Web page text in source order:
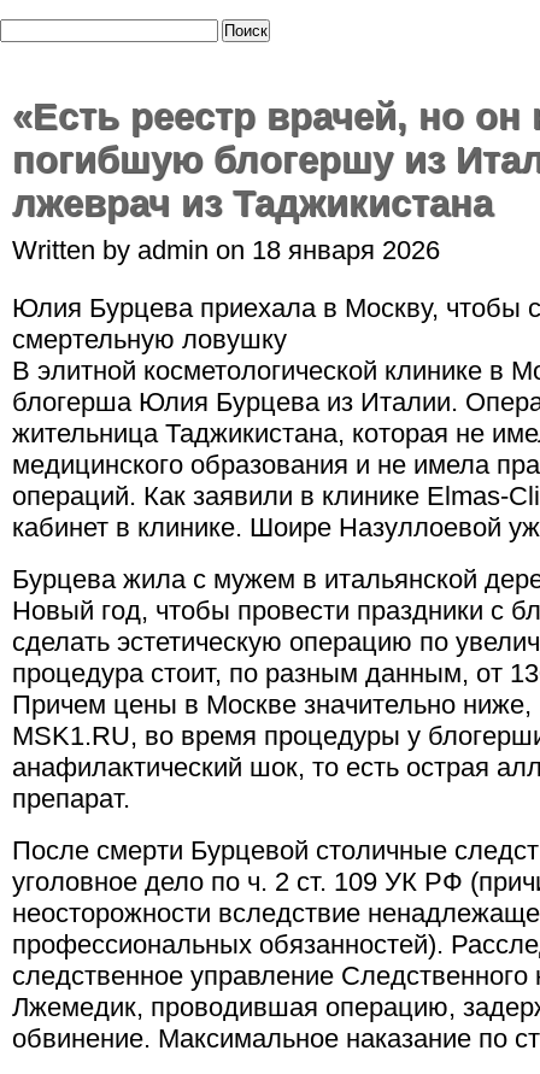
«Есть реестр врачей, но
погибшую блогершу из
лжеврач из Таджикистана
Written by admin on 18 января 2026
Юлия Бурцева приехала в Москву, чтобы
смертельную ловушку
В элитной косметологической клинике в
блогерша Юлия Бурцева из Италии.
жительница Таджикистана, которая не
медицинского образования и не имела
операций. Как заявили в клинике Elmas-
кабинет в клинике. Шоире Назуллоевой
Бурцева жила с мужем в итальянской
Новый год, чтобы провести праздники с
сделать эстетическую операцию по
процедура стоит, по разным данным, от
Причем цены в Москве значительно
MSK1.RU, во время процедуры у
анафилактический шок, то есть острая
препарат.
После смерти Бурцевой столичные
уголовное дело по ч. 2 ст. 109 УК РФ
неосторожности вследствие
профессиональных обязанностей).
следственное управление
Лжемедик, проводившая операцию,
обвинение. Mаксимальное наказание по